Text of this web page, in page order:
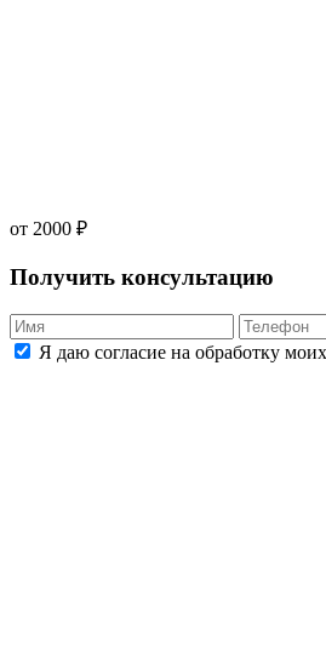
от 2000 ₽
Получить консультацию
Я даю согласие на обработку моих